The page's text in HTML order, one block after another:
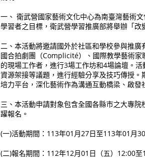
一、 衛武營國家藝術文化中心為南臺灣藝術
學習者之目標，衛武營學習推廣部將舉辦「
二、本活動將邀請國外於社區和學校參與推
國合拍劇團（Complicité）、國際教學藝術
的現場工作者，進行3場工作坊和4場論壇。
資源架接等議題，進行經驗分享及技巧傳授
培力平台，深化藝術作為溝通互動橋梁、啟
三、本活動申請對象包含全國各縣市之大專
躍報名。
(一)活動期間：113年01月27日至113年01月
(二)報名期間：112年12月01日（五）12:00